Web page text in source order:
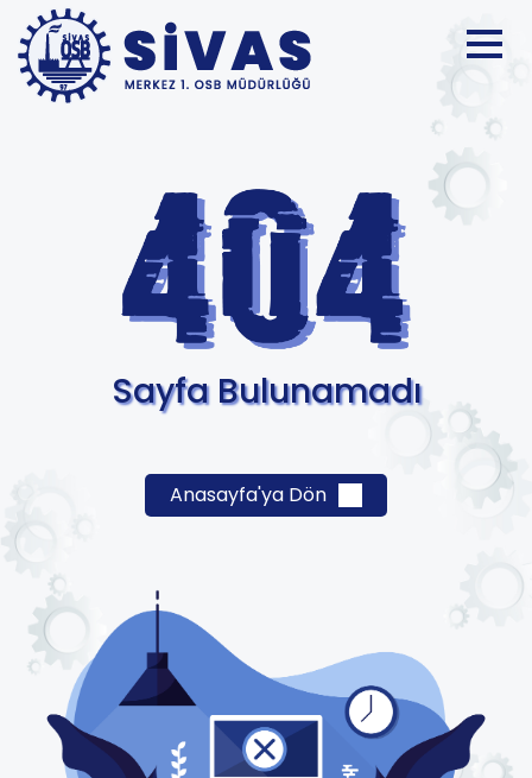
Sayfa Bulunamadı
Anasayfa'ya Dön